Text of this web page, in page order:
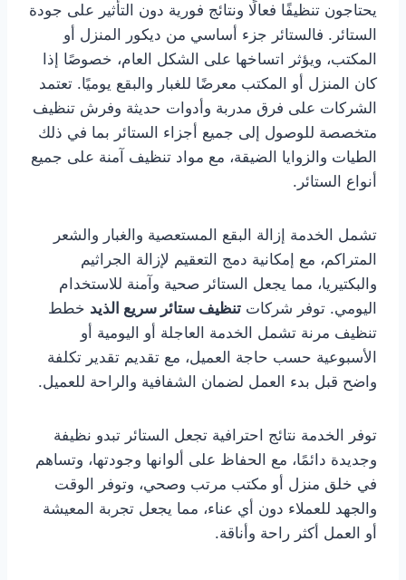
يحتاجون تنظيفًا فعالًا ونتائج فورية دون التأثير على جودة
الستائر. فالستائر جزء أساسي من ديكور المنزل أو
المكتب، ويؤثر اتساخها على الشكل العام، خصوصًا إذا
كان المنزل أو المكتب معرضًا للغبار والبقع يوميًا. تعتمد
الشركات على فرق مدربة وأدوات حديثة وفرش تنظيف
متخصصة للوصول إلى جميع أجزاء الستائر بما في ذلك
الطيات والزوايا الضيقة، مع مواد تنظيف آمنة على جميع
أنواع الستائر.
تشمل الخدمة إزالة البقع المستعصية والغبار والشعر
المتراكم، مع إمكانية دمج التعقيم لإزالة الجراثيم
والبكتيريا، مما يجعل الستائر صحية وآمنة للاستخدام
اليومي. توفر شركات تنظيف ستائر سريع الذيد خطط
تنظيف مرنة تشمل الخدمة العاجلة أو اليومية أو
الأسبوعية حسب حاجة العميل، مع تقديم تقدير تكلفة
واضح قبل بدء العمل لضمان الشفافية والراحة للعميل.
توفر الخدمة نتائج احترافية تجعل الستائر تبدو نظيفة
وجديدة دائمًا، مع الحفاظ على ألوانها وجودتها، وتساهم
في خلق منزل أو مكتب مرتب وصحي، وتوفر الوقت
والجهد للعملاء دون أي عناء، مما يجعل تجربة المعيشة
أو العمل أكثر راحة وأناقة.